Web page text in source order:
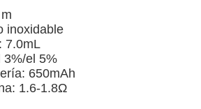
inoxidable
7.0mL
3%/el 5%
650mAh
1.6-1.8Ω